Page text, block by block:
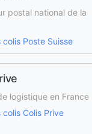
postal national de la
colis Poste Suisse
logistique en France
colis Colis Prive